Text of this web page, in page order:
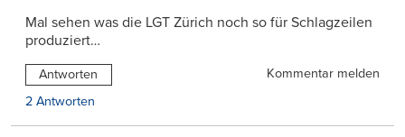
Mal sehen was die LGT Zürich noch so für Schlagzeilen
produziert…
Antworten
Kommentar melden
2 Antworten